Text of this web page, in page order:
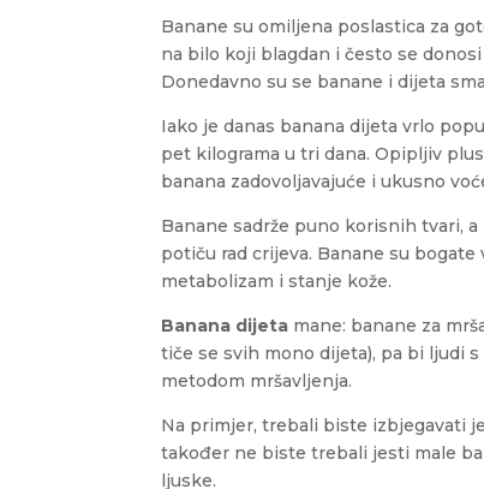
Banane su omiljena poslastica za
na bilo koji blagdan i često se
Donedavno su se banane i dijeta
Iako je danas banana dijeta vrlo
pet kilograma u tri dana. Opipljiv
banana zadovoljavajuće i ukusno
Banane sadrže puno korisnih tvari,
potiču rad crijeva. Banane su
metabolizam i stanje kože.
Banana dijeta mane: banane za
tiče se svih mono dijeta), pa bi ljudi
metodom mršavljenja.
Na primjer, trebali biste izbjegavati
također ne biste trebali jesti male
ljuske.